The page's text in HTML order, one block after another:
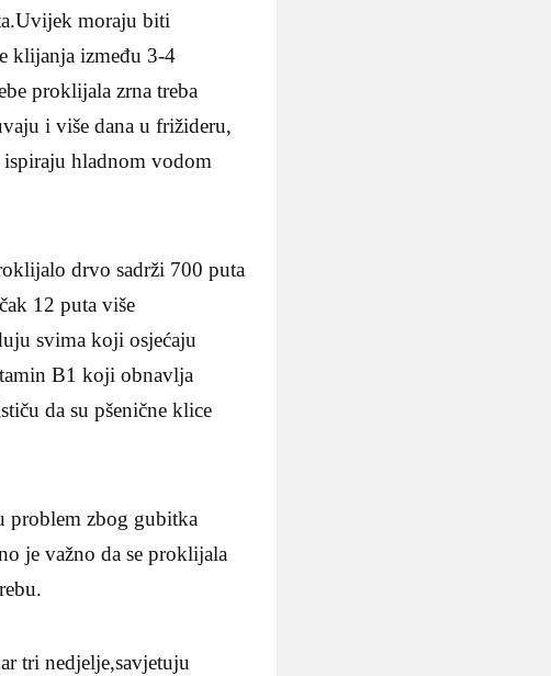
moraju biti
klijanja između 3-4
proklijala zrna treba
i više dana u frižideru,
ispiraju hladnom vodom
drvo sadrži 700 puta
12 puta više
svima koji osjećaju
B1 koji obnavlja
da su pšenične klice
problem zbog gubitka
je važno da se proklijala
tri nedjelje,savjetuju